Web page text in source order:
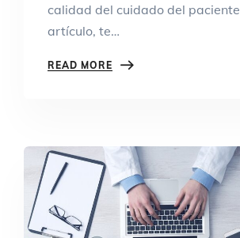
calidad del cuidado del
artículo, te…
READ MORE